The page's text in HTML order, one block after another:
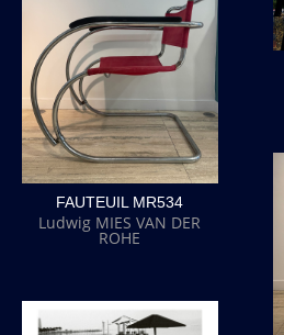
FAUTEUIL MR534
Ludwig MIES VAN DER
ROHE